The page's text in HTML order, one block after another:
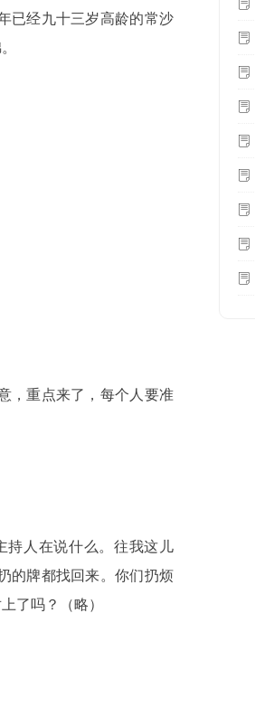
已经九十三岁高龄的常沙
，重点来了，每个人要准
持人在说什么。往我这儿
的牌都找回来。你们扔烦
了吗？（略）
ꂓ
ꂓ
ꂓ
ꂓ
ꂓ
ꂓ
ꂓ
ꂓ